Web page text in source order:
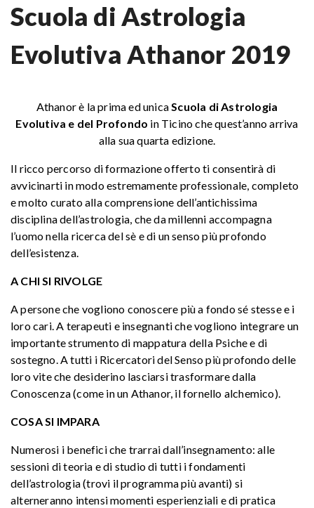
Scuola di Astrologia
Evolutiva Athanor 2019
Athanor è la prima ed unicaScuola di Astrologia
Evolutiva e del Profondo in Ticino che quest’anno arriva
alla sua quarta edizione.
Il ricco percorso di formazione offerto ti consentirà di
avvicinarti in modo estremamente professionale, completo
e molto curato alla comprensione dell’antichissima
disciplina dell’astrologia, che da millenni accompagna
l’uomo nella ricerca del sè e di un senso più profondo
dell’esistenza.
A CHI SI RIVOLGE
A persone che vogliono conoscere più a fondo sé stesse e i
loro cari. A terapeuti e insegnanti che vogliono integrare un
importante strumento di mappatura della Psiche e di
sostegno. A tutti i Ricercatori del Senso più profondo delle
loro vite che desiderino lasciarsi trasformare dalla
Conoscenza (come in un Athanor, il fornello alchemico).
COSA SI IMPARA
Numerosi i benefici che trarrai dall’insegnamento: alle
sessioni di teoria e di studio di tutti i fondamenti
dell’astrologia (trovi il programma più avanti) si
alterneranno intensi momenti esperienziali e di pratica